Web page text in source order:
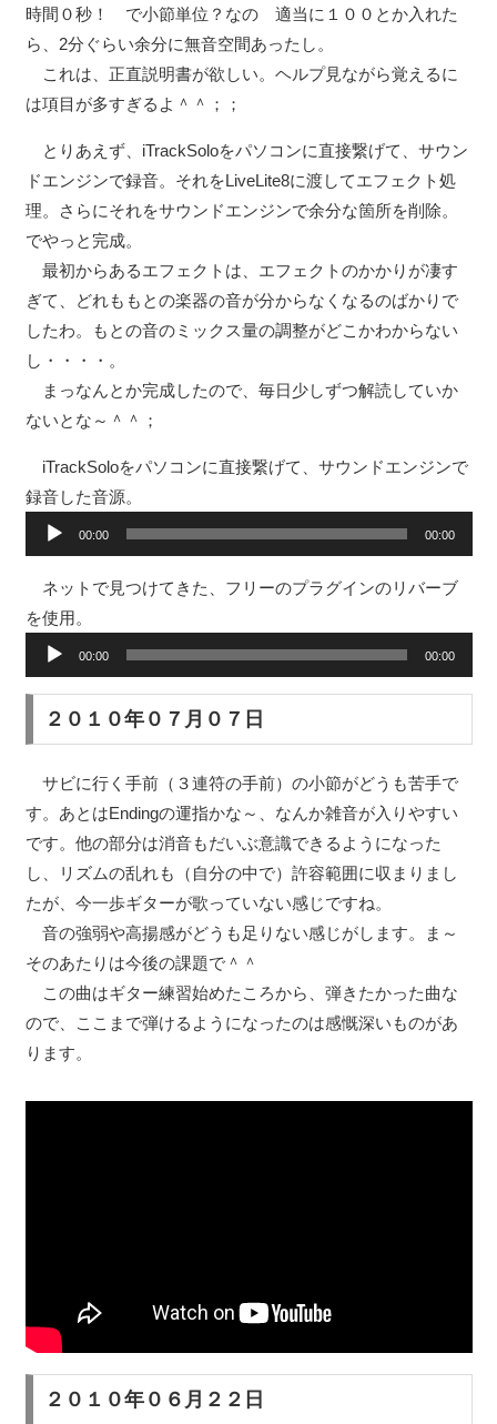
時間０秒！ で小節単位？なの 適当に１００とか入れた
ら、2分ぐらい余分に無音空間あったし。
これは、正直説明書が欲しい。ヘルプ見ながら覚えるに
は項目が多すぎるよ＾＾；；
とりあえず、iTrackSoloをパソコンに直接繋げて、サウン
ドエンジンで録音。それをLiveLite8に渡してエフェクト処
理。さらにそれをサウンドエンジンで余分な箇所を削除。
でやっと完成。
最初からあるエフェクトは、エフェクトのかかりが凄す
ぎて、どれももとの楽器の音が分からなくなるのばかりで
したわ。もとの音のミックス量の調整がどこかわからない
し・・・・。
まっなんとか完成したので、毎日少しずつ解読していか
ないとな～＾＾；
iTrackSoloをパソコンに直接繋げて、サウンドエンジンで
録音した音源。
声
レ
ヤ
00:00 00:00
ネットで見つけてきた、フリーのプラグインのリバーブ
を使用。
声
ー
00:00 00:00
２０１０年０７月０７日
サビに行く手前（３連符の手前）の小節がどうも苦手で
す。あとはEndingの運指かな～、なんか雑音が入りやすい
です。他の部分は消音もだいぶ意識できるようになった
し、リズムの乱れも（自分の中で）許容範囲に収まりまし
たが、今一歩ギターが歌っていない感じですね。
音の強弱や高揚感がどうも足りない感じがします。ま～
そのあたりは今後の課題で＾＾
この曲はギター練習始めたころから、弾きたかった曲な
ので、ここまで弾けるようになったのは感慨深いものがあ
ります。
２０１０年０６月２２日